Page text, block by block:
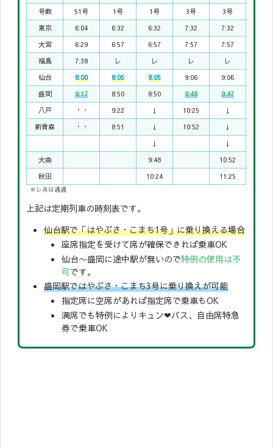
号数 51号 1号 1号 3号
3号
東京
6:04 6:32 6:32 7:32
7:32
大宮
6:29 6:57 6:57 7:57
7:57
福島
7:38 レ レ レ
レ
仙台
8:00 8:05 8:05 9:06
9:06
盛岡
9:17 8:50 8:50 9:48
9:47
八戸
・・ 9:22 ↓ 10:25
↓
新青森
・・ 8:51 ↓ 10:52
↓
↓
↓
大曲
9:48
10:52
秋田
10:24 11:25
※レ点は通過
上記は定期列車の時刻表です。
仙台駅で「はやぶさ・こまち1号」に乗り換える場合
座席指定を受けて席が確保できれば乗車OK
仙台〜盛岡に途中駅が無いので特例の使用は不
可です。
盛岡駅ではやぶさ・こまち3号に乗り換えが可能
指定席に空席があれば指定席で乗車もOK
満席でも特例によりキュン❤︎パス、自由席特急
券で乗車OK